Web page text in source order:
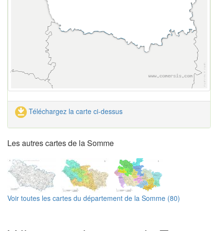
Téléchargez la carte ci-dessus
Les autres cartes de la Somme
Voir toutes les cartes du département de la Somme (80)